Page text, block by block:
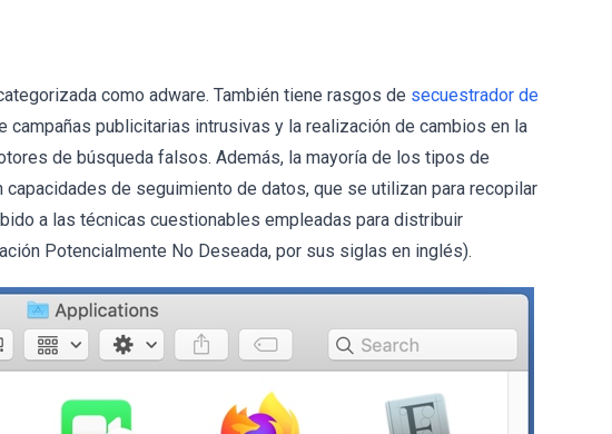
como adware. También tiene rasgos de secuestrador de
campañas publicitarias intrusivas y la realización de cambios en la
de búsqueda falsos. Además, la mayoría de los tipos de
de seguimiento de datos, que se utilizan para recopilar
a las técnicas cuestionables empleadas para distribuir
Potencialmente No Deseada, por sus siglas en inglés).